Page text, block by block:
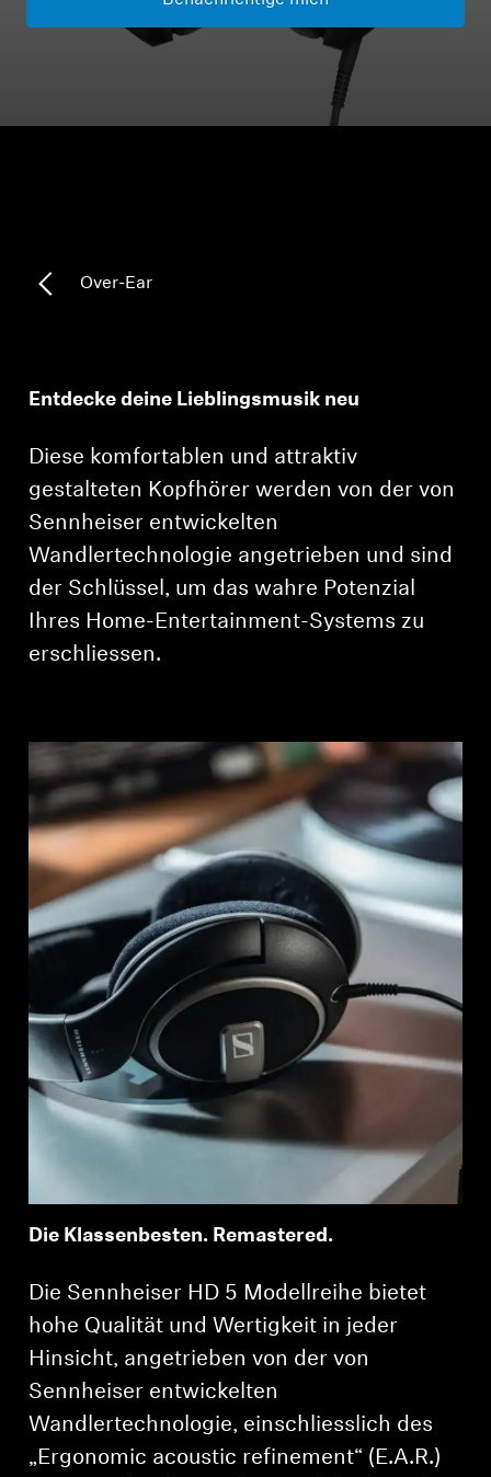
Kopfhörer-Ersatzteile & Zubehör
Hearing
Hörer-Ressourcen
Soundbars
AMBEO Soundbars und Subs
AMBEO entdecken
AMBEO Ersatzteile & Zubehör
Innovationen
Klangraum
Professionell
Over-Ear
Entdecke deine Lieblingsmusik neu
Diese komfortablen und attraktiv
gestalteten Kopfhörer werden von der von
Sennheiser entwickelten
Wandlertechnologie angetrieben und sind
der Schlüssel, um das wahre Potenzial
Ihres Home-Entertainment-Systems zu
erschliessen.
Die Klassenbesten. Remastered.
Die Sennheiser HD 5 Modellreihe bietet
hohe Qualität und Wertigkeit in jeder
Hinsicht, angetrieben von der von
Sennheiser entwickelten
Wandlertechnologie, einschliesslich des
„Ergonomic acoustic refinement“ (E.A.R.)